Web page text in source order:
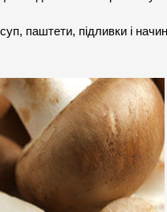
паштети, підливки і